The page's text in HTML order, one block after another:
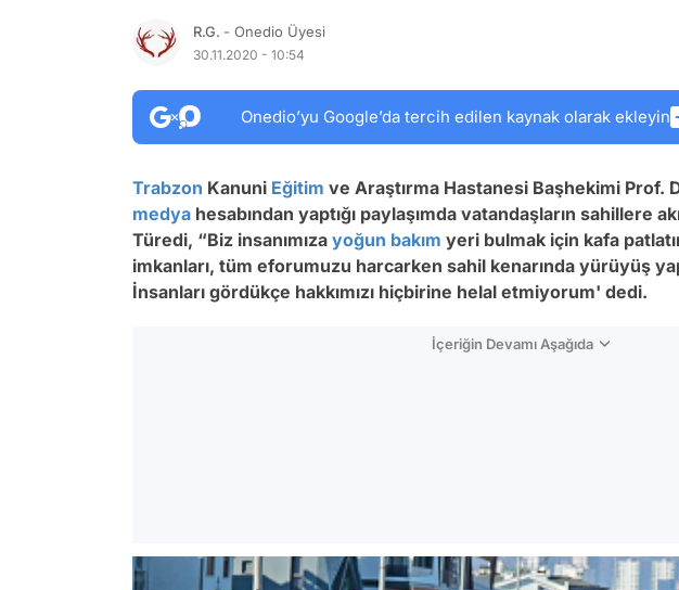
R.G. - Onedio Üyesi
30.11.2020 - 10:54
Onedio’yu Google’da tercih edilen kaynak olarak ekleyin
Trabzon Kanuni Eğitim ve Araştırma Hastanesi Başhekimi Prof.
medya hesabından yaptığı paylaşımda vatandaşların sahillere
Türedi, “Biz insanımıza yoğun bakım yeri bulmak için kafa
imkanları, tüm eforumuzu harcarken sahil kenarında yürüyüş
İnsanları gördükçe hakkımızı hiçbirine helal etmiyorum' dedi.
İçeriğin Devamı Aşağıda